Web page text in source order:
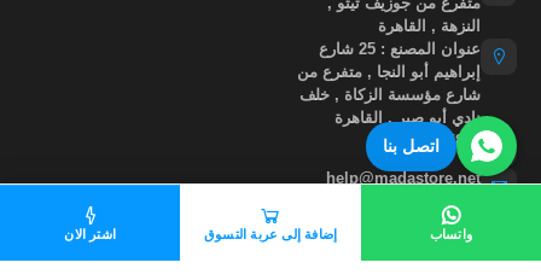
اتصل بنا
واتساب إضافة إلى عربة التسوق اشتر الان
النزهة , القاهرة
عنوان المصنع : 25 شارع
إبراهيم أبو النجا , متفرع من
شارع مؤسسة الزكاة , خلف
نادي أبو صير , القاهرة
01015535855
help@madastore.net